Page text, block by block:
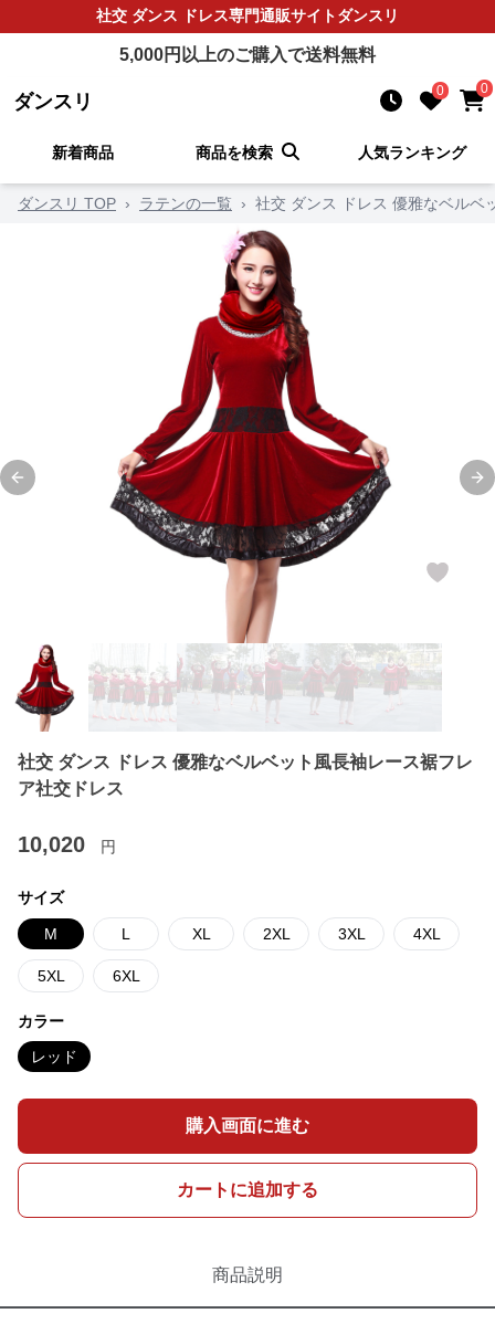
社交 ダンス ドレス専門通販サイトダンスリ
5,000円以上のご購入で送料無料
ダンスリ 0 0
新着商品 商品を検索 人気ランキング
ダンスリ TOP › ラテンの一覧 › 社交 ダンス ドレス 優雅なベルベ
Previous slide
社交 ダンス ドレス 優雅なベルベット風長袖レース裾フレ
ア社交ドレス
10,020 円
サイズ
M L XL 2XL 3XL 4XL
5XL 6XL
カラー
レッド
購入画面に進む
カートに追加する
商品説明